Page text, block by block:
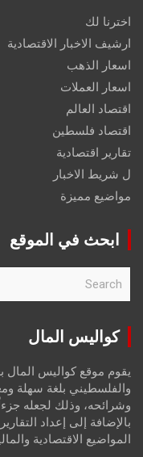
اخترنا لك
ارشيف الاخبار الاقتصادية
اسعار الذهب
اسعار العملات
اقتصاد العالم
اقتصاد فلسطين
تقارير اقتصادية
ل شريط الاخبار
مواضيع مميزة
ابحث في الموقع
r
كواليس المال
يقوم موقع كواليس المال
والفلسطيني بلغة سهلة
وشرائحه، وذلك لجعله
بالإضافة إلى إعداد
المواضيع الاقتصادية